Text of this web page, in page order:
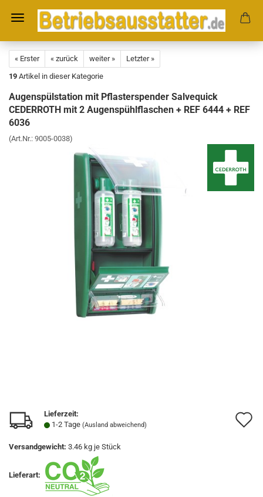
« Erster « zurück weiter »
Letzter »
19 Artikel in dieser Kategorie
Augenspülstation mit Pflasterspender Salvequick
CEDERROTH mit 2 Augenspühlflaschen + REF 6444 + REF
6036
(Art.Nr.: 9005-0038)
Lieferzeit:
1-2 Tage (Ausland abweichend)
Versandgewicht: 3.46 kg je Stück
Lieferart: